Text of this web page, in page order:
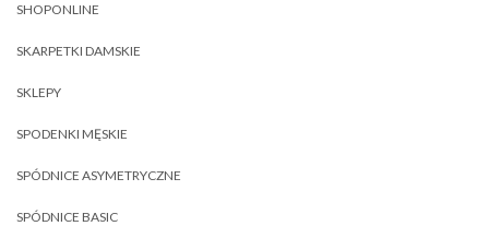
SHOPONLINE
SKARPETKI DAMSKIE
SKLEPY
SPODENKI MĘSKIE
SPÓDNICE ASYMETRYCZNE
SPÓDNICE BASIC